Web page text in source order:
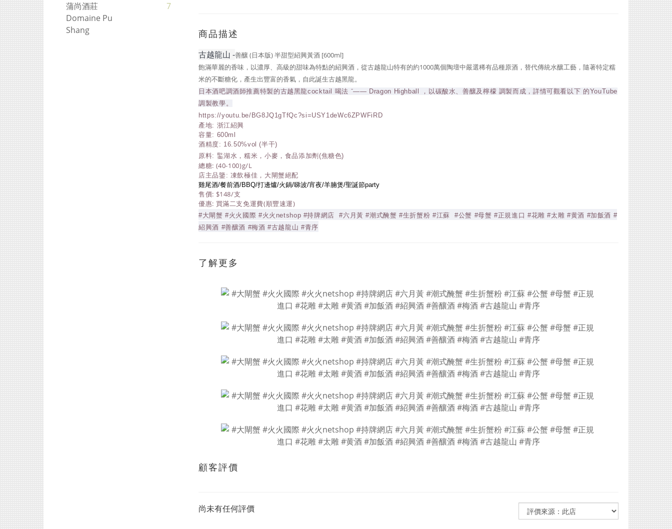
蒲尚酒莊
Domaine Pu
Shang
7
商品描述
古越龍山 -善釀 (日本版) 半甜型紹興黃酒 [600ml]
飽滿華麗的香味，以濃厚、高級的甜味為特點的紹興酒，從古越龍山特有的約1000萬個陶壇中嚴選稀有品種原酒，替代傳統水釀工藝，隨著特定糯
米的不斷糖化，產生出豐富的香氣，自此誕生古越黑龍。
日本酒吧調酒師推薦特製的古越黑龍cocktail 喝法 ˉ—— Dragon Highball ，以碳酸水、善釀及檸檬 調製而成，詳情可觀看以下 的YouTube
調製教學。
https://youtu.be/BG8JQ1gTfQc?si=USY1deWc6ZPWFiRD
產地: 浙江紹興
容量: 600ml
酒精度: 16.50%vol (半干)
原料: 鍳湖水，糯米，小麥，食品添加劑(焦糖色)
總糖: (40-100)g/L
店主品鑒: 凍飲極佳，大閘蟹絕配
雞尾酒/餐前酒/BBQ/打邊爐/火鍋/睇波/宵夜/羊腩煲/聖誕節party
售價: $148/支
優惠: 買滿二支免運費(順豐速運)
#大閘蟹 #火火國際 #火火netshop #持牌網店 #六月黃 #潮式醃蟹 #生折蟹粉 #江蘇 #公蟹 #母蟹 #正規進口 #花雕 #太雕 #黄酒 #加飯酒 #
紹興酒 #善釀酒 #梅酒 #古越龍山 #青序
了解更多
顧客評價
尚未有任何評價